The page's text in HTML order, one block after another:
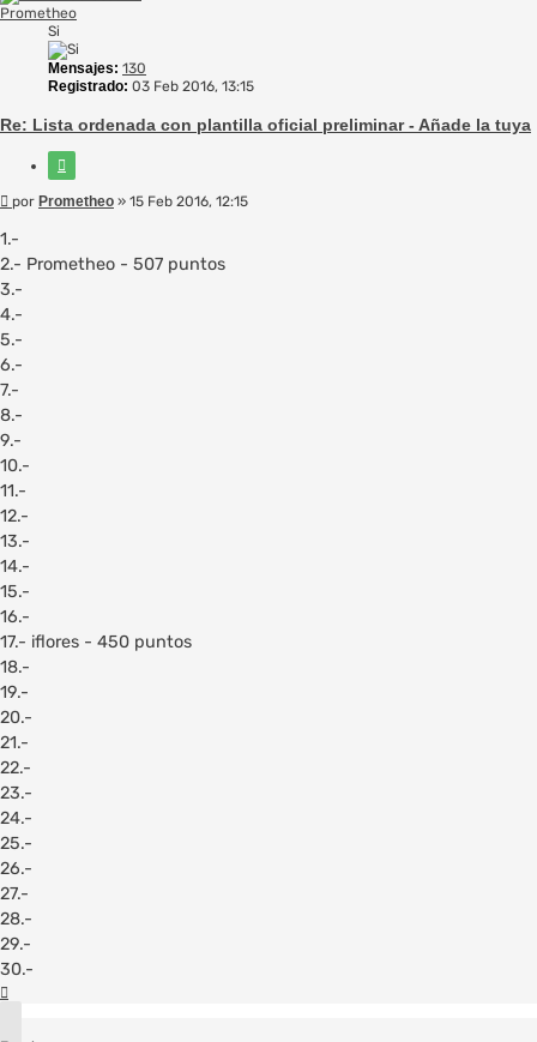
Prometheo
Si
Mensajes: 130
Registrado: 03 Feb 2016, 13:15
Re: Lista ordenada con plantilla oficial preliminar - Añade la tuya
Mensaje
por Prometheo » 15 Feb 2016, 12:15
1.-
2.- Prometheo - 507 puntos
3.-
4.-
5.-
6.-
7.-
8.-
9.-
10.-
11.-
12.-
13.-
14.-
15.-
16.-
17.- iflores - 450 puntos
18.-
19.-
20.-
21.-
22.-
23.-
24.-
25.-
26.-
27.-
28.-
29.-
30.-